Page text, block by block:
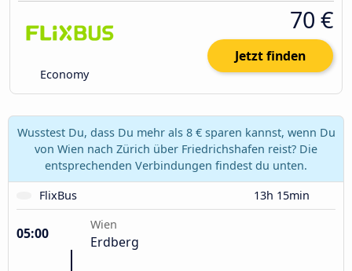
Economy
70 €
Jetzt finden
Wusstest Du, dass Du mehr als 8 € sparen kannst, wenn Du
von Wien nach Zürich über Friedrichshafen reist? Die
entsprechenden Verbindungen findest du unten.
FlixBus
13h 15min
05:00
Wien
Erdberg